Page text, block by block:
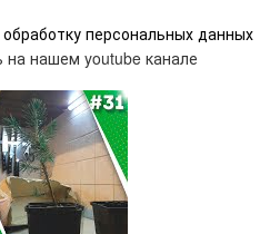
персональных данных
нашем youtube канале